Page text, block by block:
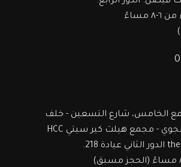
مساءً
الخامس، شارع التسعين - خلف
المستشفى الجوي - مجمع هيلث كير سيتي HCC